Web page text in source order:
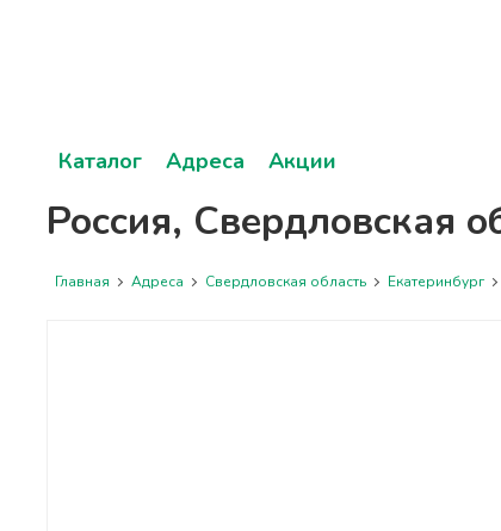
Каталог Адреса Акции
Россия, Свердловская
Главная Адреса Свердловская область Екатеринбург